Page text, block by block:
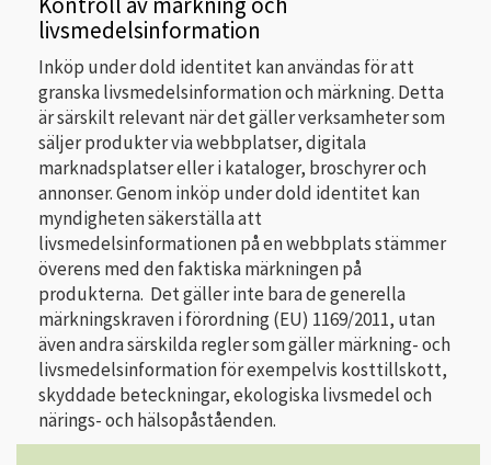
livsmedelsinformation
Inköp under dold identitet kan användas för att
granska livsmedelsinformation och märkning. Detta
är särskilt relevant när det gäller verksamheter som
säljer produkter via webbplatser, digitala
marknadsplatser eller i kataloger, broschyrer och
annonser. Genom inköp under dold identitet kan
myndigheten säkerställa att
livsmedelsinformationen på en webbplats stämmer
överens med den faktiska märkningen på
produkterna. Det gäller inte bara de generella
märkningskraven i förordning (EU) 1169/2011, utan
även andra särskilda regler som gäller märkning- och
livsmedelsinformation för exempelvis kosttillskott,
skyddade beteckningar, ekologiska livsmedel och
närings- och hälsopåståenden.